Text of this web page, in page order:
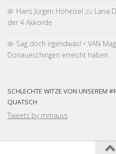
Hans Jürgen Hoheisel zu Lana
der 4 Akkorde
Sag doch irgendwas! • VAN
Donaueschingen erreicht haben
SCHLECHTE WITZE VON UNSEREM
QUATSCH
Tweets by mmauvs